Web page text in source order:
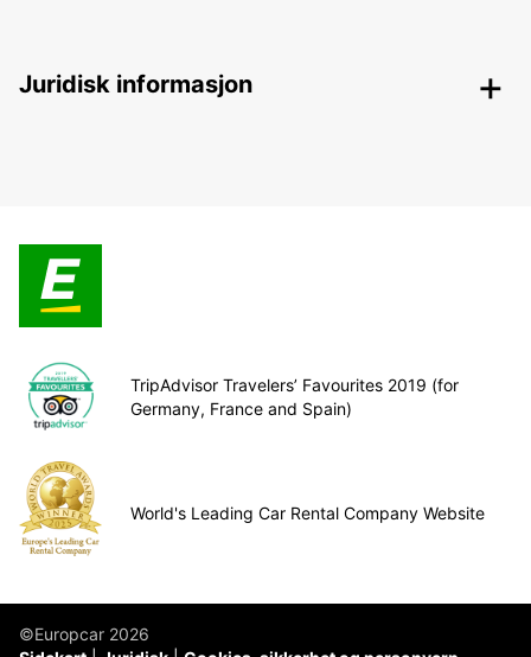
Juridisk informasjon
TripAdvisor Travelers’ Favourites 2019 (for
Germany, France and Spain)
World's Leading Car Rental Company Website
©Europcar 2026